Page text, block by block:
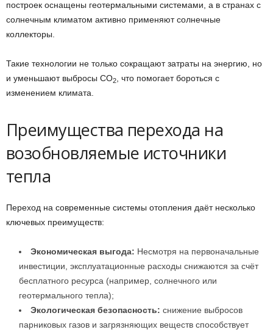
построек оснащены геотермальными системами, а в странах с
солнечным климатом активно применяют солнечные
коллекторы.
Такие технологии не только сокращают затраты на энергию, но
и уменьшают выбросы CO2
, что помогает бороться с
изменением климата.
Преимущества перехода на
возобновляемые источники
тепла
Переход на современные системы отопления даёт несколько
ключевых преимуществ:
Экономическая выгода: Несмотря на первоначальные
инвестиции, эксплуатационные расходы снижаются за счёт
бесплатного ресурса (например, солнечного или
геотермального тепла);
Экологическая безопасность: снижение выбросов
парниковых газов и загрязняющих веществ способствует